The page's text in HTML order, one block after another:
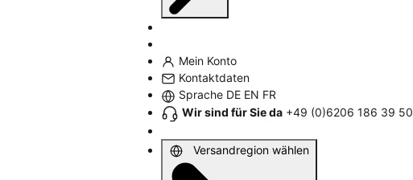
Mein Konto
Kontaktdaten
Sprache DE EN FR
Wir sind für Sie da +49 (0)6206 186 39 50
Versandregion wählen